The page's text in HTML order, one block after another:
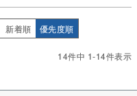
新着順 優先度順
14件中 1-14件表示